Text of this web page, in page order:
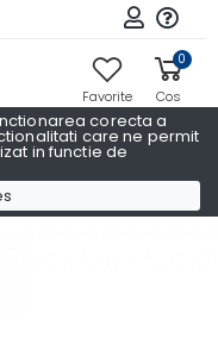
corecta a
care ne permit
in functie de
Favorite
0
Cos